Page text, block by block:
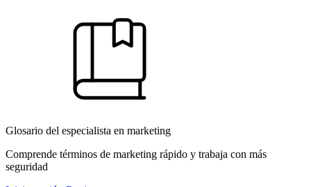
Glosario del especialista en marketing
Comprende términos de marketing rápido y trabaja con más
seguridad